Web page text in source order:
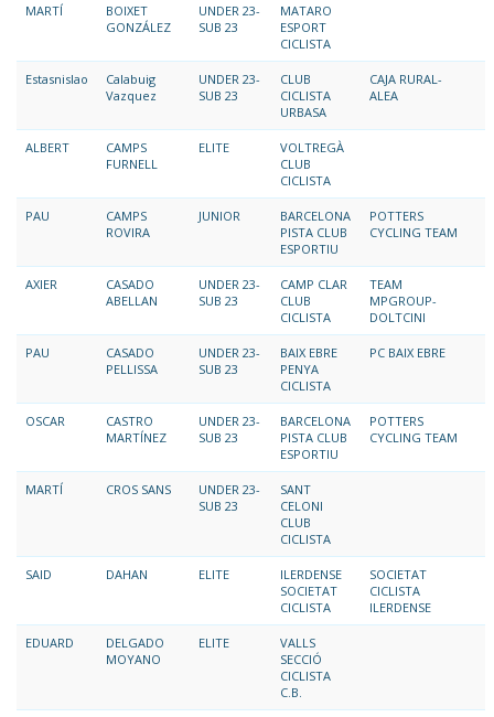
MARTÍ
BOIXET
GONZÁLEZ
UNDER 23-
SUB 23
MATARO
ESPORT
CICLISTA
Estasnislao
Calabuig
Vazquez
UNDER 23-
SUB 23
CLUB
CICLISTA
URBASA
CAJA RURAL-
ALEA
ALBERT
CAMPS
FURNELL
ELITE
VOLTREGÀ
CLUB
CICLISTA
PAU
CAMPS
ROVIRA
JUNIOR
BARCELONA
PISTA CLUB
ESPORTIU
POTTERS
CYCLING TEAM
AXIER
CASADO
ABELLAN
UNDER 23-
SUB 23
CAMP CLAR
CLUB
CICLISTA
TEAM
MPGROUP-
DOLTCINI
PAU
CASADO
PELLISSA
UNDER 23-
SUB 23
BAIX EBRE
PENYA
CICLISTA
PC BAIX EBRE
OSCAR
CASTRO
MARTÍNEZ
UNDER 23-
SUB 23
BARCELONA
PISTA CLUB
ESPORTIU
POTTERS
CYCLING TEAM
MARTÍ CROS SANS
UNDER 23-
SUB 23
SANT
CELONI
CLUB
CICLISTA
SAID DAHAN ELITE
ILERDENSE
SOCIETAT
CICLISTA
SOCIETAT
CICLISTA
ILERDENSE
EDUARD
DELGADO
MOYANO
ELITE
VALLS
SECCIÓ
CICLISTA
C.B.